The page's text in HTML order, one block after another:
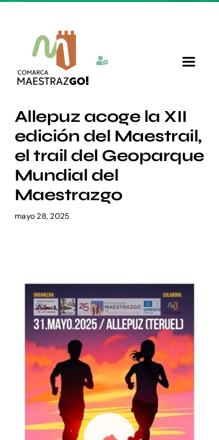
Toggle
Quienes somos
Departamentos
Allepuz acoge la XII
edición del Maestrail,
el trail del Geoparque
Mundial del
Maestrazgo
mayo 28, 2025